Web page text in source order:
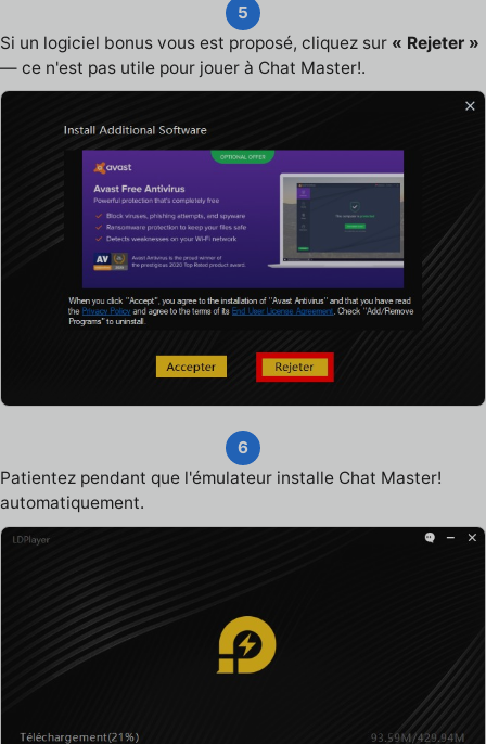
5
Si un logiciel bonus vous est proposé, cliquez sur « Rejeter »
— ce n'est pas utile pour jouer à Chat Master!.
6
Patientez pendant que l'émulateur installe Chat Master!
automatiquement.